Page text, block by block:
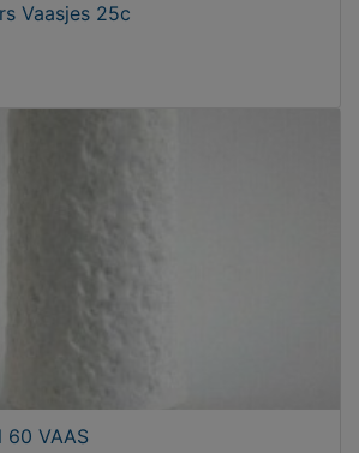
Vaasjes 25c
60 VAAS